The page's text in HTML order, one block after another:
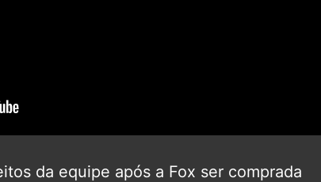
da equipe após a Fox ser comprada